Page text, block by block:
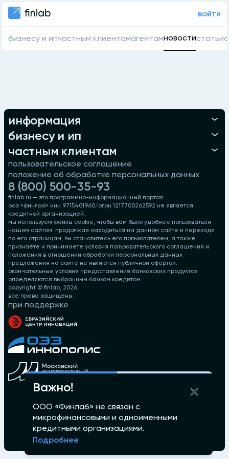
войти
бизнесу и ипчастным клиентамагентамновостистатьи
информация
бизнесу и ип
частным клиентам
пользовательское соглашение
положение об обработке персональных данных
8 (800) 500-35-93
finlab.ru — это программно-информационный портал.
ооо «финлаб» инн 9715401960/огрн 1217700262592 не является
кредитной организацией.
мы используем файлы cookie, чтобы вам было удобнее пользоваться
нашим сайтом. продолжая находиться на данном сайте и переходя
по его страницам, вы становитесь его пользователем, а также
признаёте и принимаете условия пользовательского соглашения и
положения в отношении обработки персональных данных
предложения на сайте не являются публичной офертой.
окончательные условия предоставления банковских продуктов
определяются выбранным банком кредитом
copyright © finlab, 2026.
все права защищены.
при поддержке
Важно!
ООО «Финлаб» не связан с
микрофинансовыми и одноименными
кредитными организациями.
Подробнее